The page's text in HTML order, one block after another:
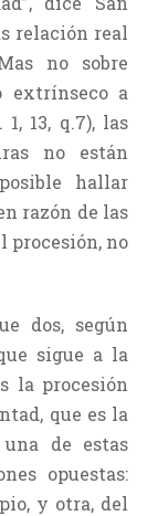
relación real
no sobre
extrínseco a
13, q.7), las
no están
hallar
razón de las
procesión, no
dos, según
sigue a la
la procesión
que es la
de estas
opuestas:
y otra, del